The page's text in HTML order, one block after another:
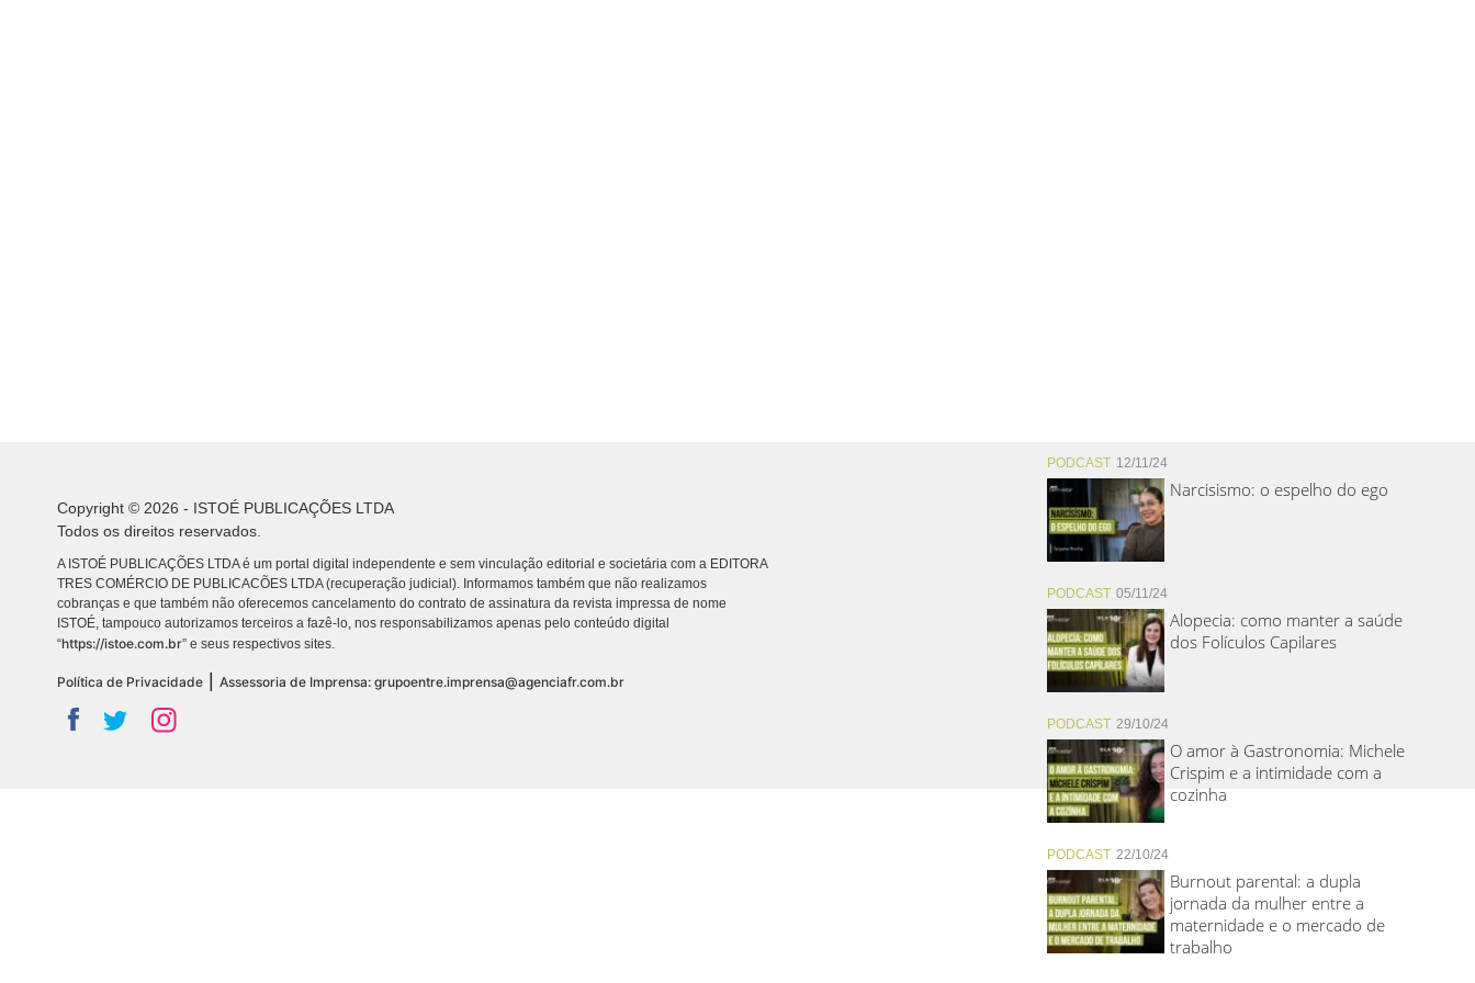
PODCAST 12/11/24
Narcisismo: o espelho do ego
PODCAST 05/11/24
Alopecia: como manter a saúde
dos Folículos Capilares
PODCAST 29/10/24
O amor à Gastronomia: Michele
Crispim e a intimidade com a
cozinha
PODCAST 22/10/24
Burnout parental: a dupla
jornada da mulher entre a
maternidade e o mercado de
trabalho
Copyright © 2026 - ISTOÉ PUBLICAÇÕES LTDA
Todos os direitos reservados.
A ISTOÉ PUBLICAÇÕES LTDA é um portal digital independente e sem vinculação editorial e societária com a EDITORA
TRES COMÉRCIO DE PUBLICACÕES LTDA (recuperação judicial). Informamos também que não realizamos
cobranças e que também não oferecemos cancelamento do contrato de assinatura da revista impressa de nome
ISTOÉ, tampouco autorizamos terceiros a fazê-lo, nos responsabilizamos apenas pelo conteúdo digital
“https://istoe.com.br” e seus respectivos sites.
Política de Privacidade Assessoria de Imprensa: grupoentre.imprensa@agenciafr.com.br